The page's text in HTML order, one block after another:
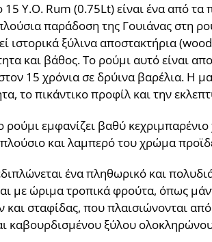
15 Y.O. Rum (0.75Lt) είναι ένα από
παράδοση της Γουιάνας στη
ιστορικά ξύλινα αποστακτήρια
και βάθος. Το ρούμι αυτό είναι
15 χρόνια σε δρύινα βαρέλια. Η
το πικάντικο προφίλ και την
εμφανίζει βαθύ κεχριμπαρένιο
και λαμπερό του χρώμα
ένα πληθωρικό και
με ώριμα τροπικά φρούτα, όπως
σταφίδας, που πλαισιώνονται
καβουρδισμένου ξύλου